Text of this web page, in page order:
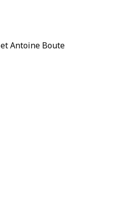
Antoine Boute